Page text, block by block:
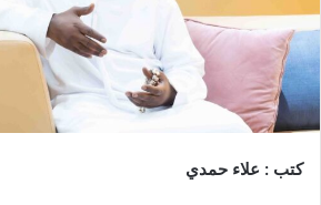
كتب : علاء حمدي